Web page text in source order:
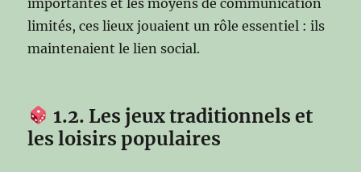
limités, ces lieux jouaient un rôle essentiel : ils
maintenaient le lien social.
1.2. Les jeux traditionnels et
les loisirs populaires